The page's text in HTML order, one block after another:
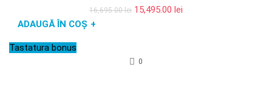
16,695.00lei Prețul
15,495.00 lei
ADAUGĂ ÎN COȘ +
Tastatura bonus
0